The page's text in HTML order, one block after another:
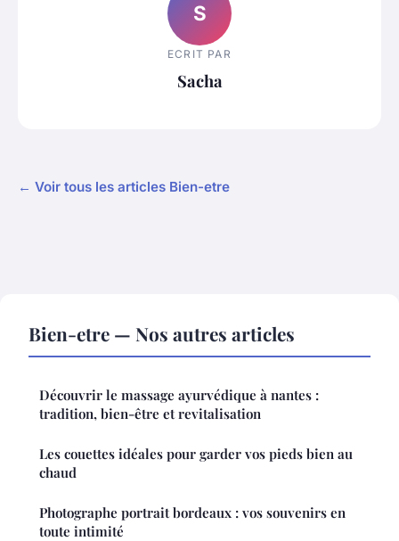
S
ECRIT PAR
Sacha
← Voir tous les articles Bien-etre
Bien-etre — Nos autres articles
Découvrir le massage ayurvédique à nantes :
tradition, bien-être et revitalisation
Les couettes idéales pour garder vos pieds bien au
chaud
Photographe portrait bordeaux : vos souvenirs en
toute intimité